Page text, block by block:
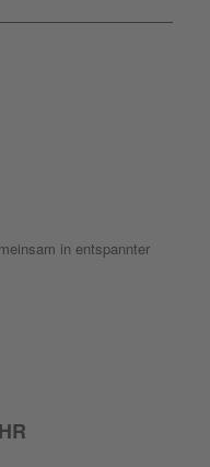
in entspannter